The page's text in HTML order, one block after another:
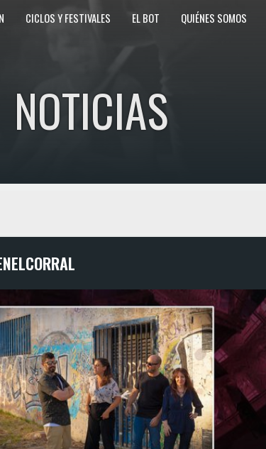
CICLOS Y FESTIVALES EL BOT QUIÉNES SOMOS
NOTICIAS